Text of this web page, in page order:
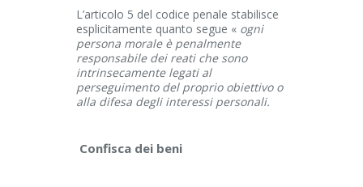
L’articolo 5 del codice penale stabilisce
esplicitamente quanto segue « ogni
persona morale è penalmente
responsabile dei reati che sono
intrinsecamente legati al
perseguimento del proprio obiettivo o
alla difesa degli interessi personali.
Confisca dei beni